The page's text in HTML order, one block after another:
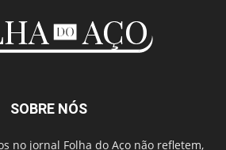
SOBRE NÓS
no jornal Folha do Aço não refletem,